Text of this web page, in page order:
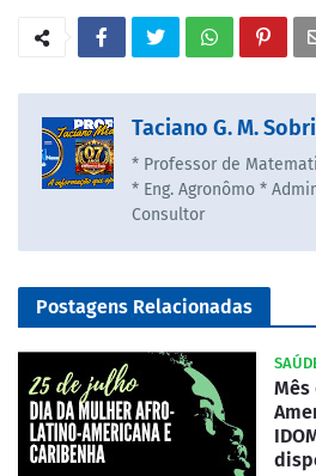
Taciano G. M.
* Professor de
* Eng. Agronômo *
Consultor
Postagens Relacionadas
Mês